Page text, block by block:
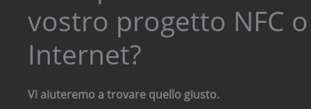
vostro progetto NFC o
Internet?
Vi aiuteremo a trovare quello giusto.